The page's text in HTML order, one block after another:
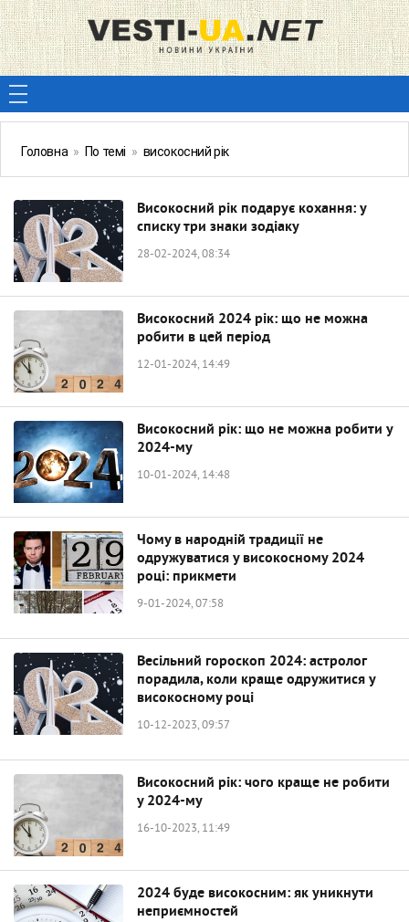
Головна » По темі » високосний рік
Високосний рік подарує кохання: у
списку три знаки зодіаку
28-02-2024, 08:34
Високосний 2024 рік: що не можна
робити в цей період
12-01-2024, 14:49
Високосний рік: що не можна робити у
2024-му
10-01-2024, 14:48
Чому в народній традиції не
одружуватися у високосному 2024
році: прикмети
9-01-2024, 07:58
Весільний гороскоп 2024: астролог
порадила, коли краще одружитися у
високосному році
10-12-2023, 09:57
Високосний рік: чого краще не робити
у 2024-му
16-10-2023, 11:49
2024 буде високосним: як уникнути
неприємностей